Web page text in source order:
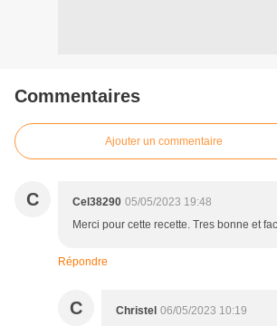
Commentaires
Ajouter un commentaire
C Cel38290 05/05/2023 19:48
Merci pour cette recette. Tres bonne et
Répondre
C Christel 06/05/2023 10:19